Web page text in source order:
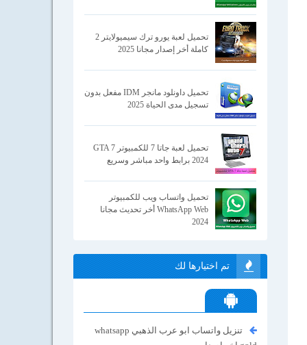
تحميل لعبة يورو ترك سيميولايتر 2
كاملة أخر إصدار مجانا 2025
تحميل داونلود مانجر IDM مفعل بدون
تسجيل مدى الحياة 2025
تحميل لعبة جاتا 7 للكمبيوتر GTA 7
2024 برابط واحد مباشر وسريع
تحميل واتساب ويب للكمبيوتر
WhatsApp Web أخر تحديث مجانا
2024
تم اختيارها لك
تنزيل واتساب ابو عرب الذهبي whatsapp